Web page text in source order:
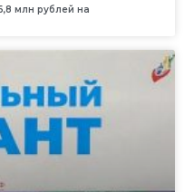
млн рублей на